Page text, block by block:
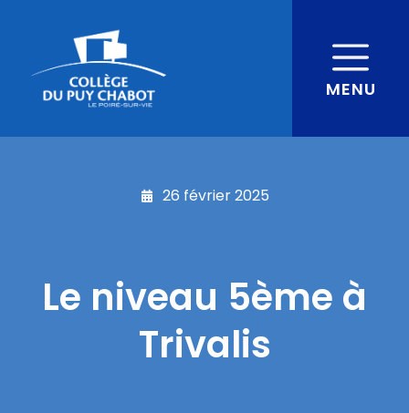
MENU
26 février 2025
Le niveau 5ème à
Trivalis